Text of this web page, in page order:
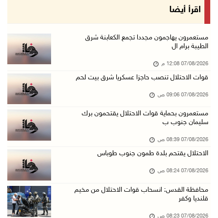
قوات الاحتلال تقتحم يعبد جنوب غرب جنين
48 إصابة منذ بدء عدوان الاحتلال على مخيم قلند ...
06/آب/2026 10:45 م
الاحتلال يعتقل شابين من المغير
06/آب/2026 10:27 م
وزير الداخلية يبحث مع مكافحة المخدرات الدولي ...
06/آب/2026 10:01 م
06/آب/2026 09:17 م
إصابة مسن بجروح ورضوض إثر اعتداء جيش الاحتلال ...
اقرأ أيضا
مستعمرون يهاجمون مجددا تجمع الكعابنة شرق
الطيبة برام ال
07/08/2026 12:08 م
قوات الاحتلال تنصب حاجزا عسكريا شرق بيت لحم
07/08/2026 09:06 ص
مستعمرون بحماية قوات الاحتلال يقتحمون برك
سليمان جنوب ب
07/08/2026 08:39 ص
الاحتلال يقتحم بلدة طمون جنوب طوباس
07/08/2026 08:24 ص
محافظة القدس: انسحاب قوات الاحتلال من مخيم
قلنديا وكفر
07/08/2026 08:23 ص